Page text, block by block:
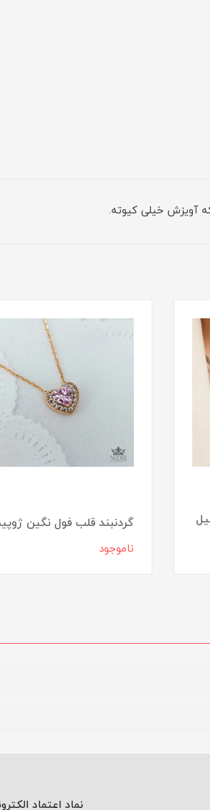
آویزش خیلی کیوته.
گردنبند قلب فول نگین
ناموجود
نماد اعتماد